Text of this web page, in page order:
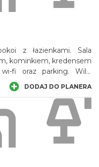
z łazienkami. Sala
kominkiem, kredensem
fi oraz parking. Willa
DODAJ DO PLANERA